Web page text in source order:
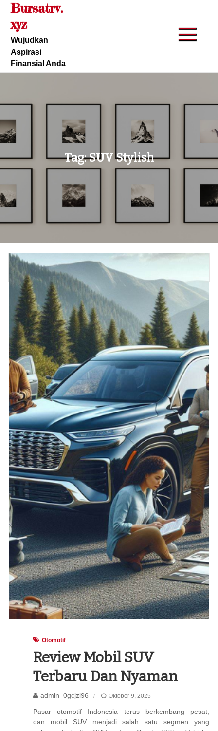
Skip
content
Bursatrv.
xyz
Wujudkan
Aspirasi
Finansial Anda
Tag:SUV Stylish
Otomotif
Review Mobil SUV
Terbaru Dan Nyaman
admin_0gcjzi96 Oktober 9, 2025
Pasar otomotif Indonesia terus berkembang pesat,
dan mobil SUV menjadi salah satu segmen yang